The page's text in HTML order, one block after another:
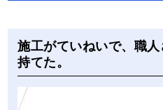
施工がていねいで、職
持てた。